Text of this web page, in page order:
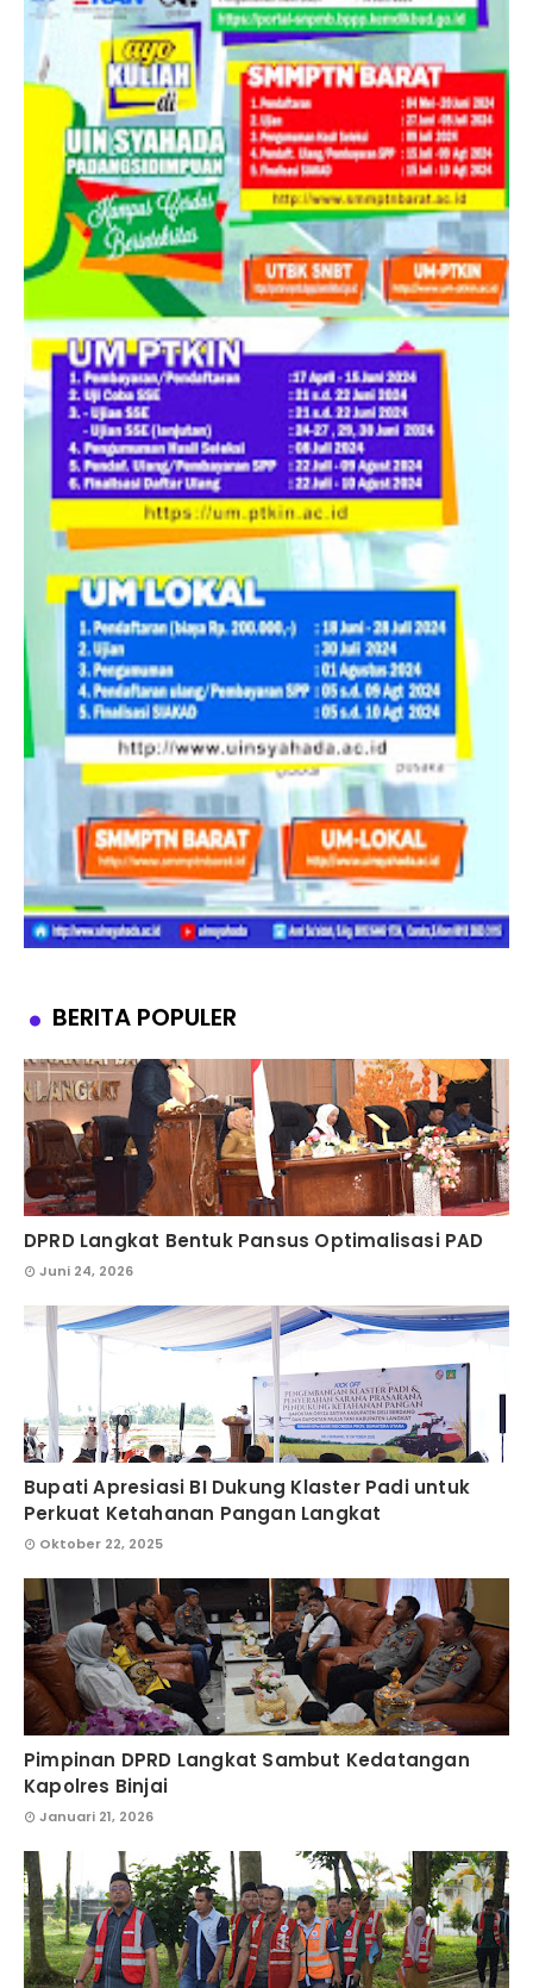
BERITA POPULER
DPRD Langkat Bentuk Pansus Optimalisasi PAD
Juni 24, 2026
Bupati Apresiasi BI Dukung Klaster Padi untuk
Perkuat Ketahanan Pangan Langkat
Oktober 22, 2025
Pimpinan DPRD Langkat Sambut Kedatangan
Kapolres Binjai
Januari 21, 2026